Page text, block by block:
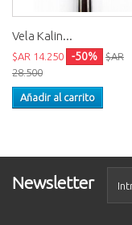
Vela Kalin...
$AR 14.250 -50%
$AR
28.500
Añadir al carrito
Newsletter